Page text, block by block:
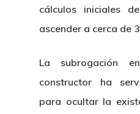
cálculos iniciales
ascender a cerca de
La subrogación
constructor ha
para ocultar la